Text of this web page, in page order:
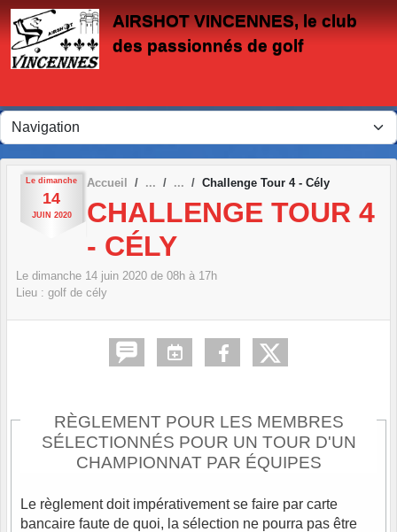
AIRSHOT VINCENNES, le club
des passionnés de golf
Le dimanche
14
JUIN 2020
Accueil Challenge Tour 4 - Cély
CHALLENGE TOUR 4
- CÉLY
Le dimanche 14 juin 2020 de 08h à 17h
Lieu : golf de cély
RÈGLEMENT POUR LES MEMBRES
SÉLECTIONNÉS POUR UN TOUR D'UN
CHAMPIONNAT PAR ÉQUIPES
Le règlement doit impérativement se faire par carte
bancaire faute de quoi, la sélection ne pourra pas être
Panneau de gestion des cookies